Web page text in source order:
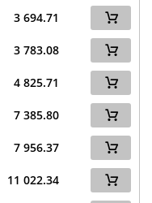
3 694.71
3 783.08
4 825.71
7 385.80
7 956.37
11 022.34